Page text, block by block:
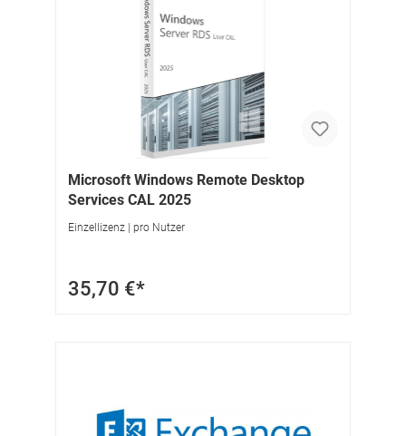
Microsoft Windows Remote Desktop
Services CAL 2025
Einzellizenz | pro Nutzer
35,70 €*